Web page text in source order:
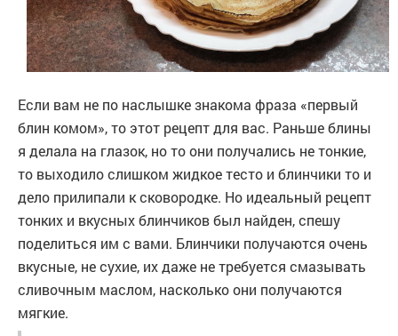
Если вам не по наслышке знакома фраза «первый
блин комом», то этот рецепт для вас. Раньше блины
я делала на глазок, но то они получались не тонкие,
то выходило слишком жидкое тесто и блинчики то и
дело прилипали к сковородке. Но идеальный рецепт
тонких и вкусных блинчиков был найден, спешу
поделиться им с вами. Блинчики получаются очень
вкусные, не сухие, их даже не требуется смазывать
сливочным маслом, насколько они получаются
мягкие.